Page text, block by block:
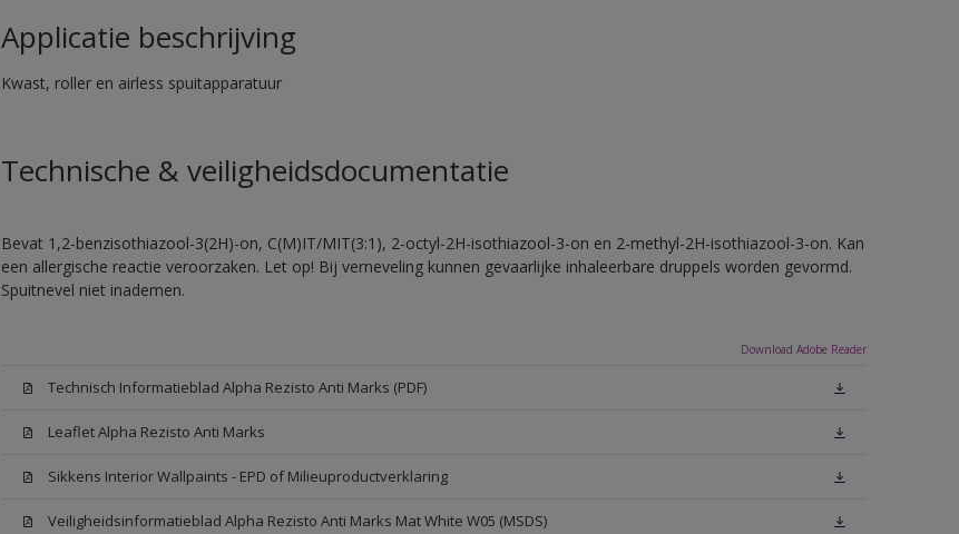
Applicatie beschrijving
Kwast, roller en airless spuitapparatuur
Technische & veiligheidsdocumentatie
Bevat 1,2-benzisothiazool-3(2H)-on, C(M)IT/MIT(3:1), 2-octyl-2H-isothiazool-3-on en 2-methyl-2H-isothiazool-3-on. Kan
een allergische reactie veroorzaken. Let op! Bij verneveling kunnen gevaarlijke inhaleerbare druppels worden gevormd.
Spuitnevel niet inademen.
Download Adobe Reader
Technisch Informatieblad Alpha Rezisto Anti Marks (PDF)
Leaflet Alpha Rezisto Anti Marks
Sikkens Interior Wallpaints - EPD of Milieuproductverklaring
Veiligheidsinformatieblad Alpha Rezisto Anti Marks Mat White W05 (MSDS)